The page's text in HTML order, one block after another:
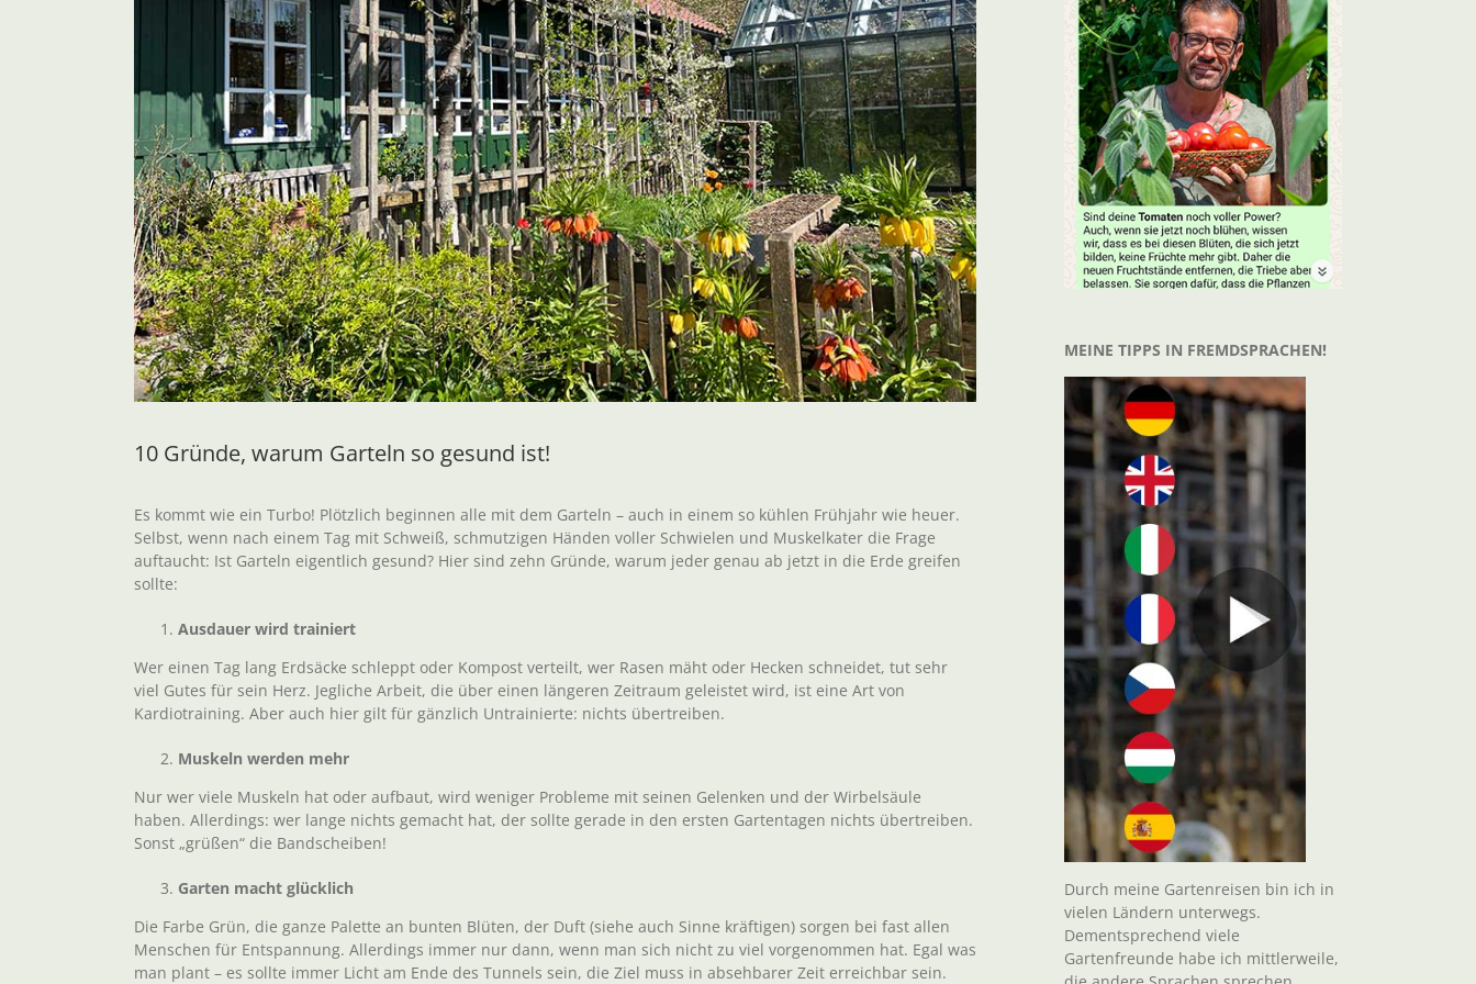
10 Gründe, warum Garteln so gesund ist!
Es kommt wie ein Turbo! Plötzlich beginnen alle mit dem Garteln – auch in einem so kühlen Frühjahr wie heuer.
Selbst, wenn nach einem Tag mit Schweiß, schmutzigen Händen voller Schwielen und Muskelkater die Frage
auftaucht: Ist Garteln eigentlich gesund? Hier sind zehn Gründe, warum jeder genau ab jetzt in die Erde greifen
sollte:
Ausdauer wird trainiert
Wer einen Tag lang Erdsäcke schleppt oder Kompost verteilt, wer Rasen mäht oder Hecken schneidet, tut sehr
viel Gutes für sein Herz. Jegliche Arbeit, die über einen längeren Zeitraum geleistet wird, ist eine Art von
Kardiotraining. Aber auch hier gilt für gänzlich Untrainierte: nichts übertreiben.
Muskeln werden mehr
Nur wer viele Muskeln hat oder aufbaut, wird weniger Probleme mit seinen Gelenken und der Wirbelsäule
haben. Allerdings: wer lange nichts gemacht hat, der sollte gerade in den ersten Gartentagen nichts übertreiben.
Sonst „grüßen“ die Bandscheiben!
Garten macht glücklich
Die Farbe Grün, die ganze Palette an bunten Blüten, der Duft (siehe auch Sinne kräftigen) sorgen bei fast allen
Menschen für Entspannung. Allerdings immer nur dann, wenn man sich nicht zu viel vorgenommen hat. Egal was
man plant – es sollte immer Licht am Ende des Tunnels sein, die Ziel muss in absehbarer Zeit erreichbar sein.
MEINE TIPPS IN FREMDSPRACHEN!
Durch meine Gartenreisen bin ich in
vielen Ländern unterwegs.
Dementsprechend viele
Gartenfreunde habe ich mittlerweile,